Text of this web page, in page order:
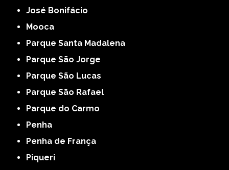
José Bonifácio
Mooca
Parque Santa Madalena
Parque São Jorge
Parque São Lucas
Parque São Rafael
Parque do Carmo
Penha
Penha de França
Piqueri